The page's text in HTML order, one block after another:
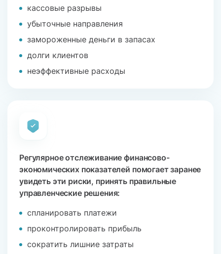
кассовые разрывы
убыточные направления
замороженные деньги в запасах
долги клиентов
неэффективные расходы
Регулярное отслеживание финансово-
экономических показателей помогает заранее
увидеть эти риски, принять правильные
управленческие решения:
спланировать платежи
проконтролировать прибыль
сократить лишние затраты